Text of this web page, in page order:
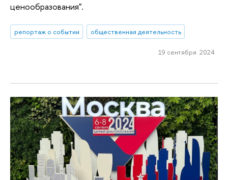
ценообразования".
репортаж о событии общественная деятельность
19 сентября 2024